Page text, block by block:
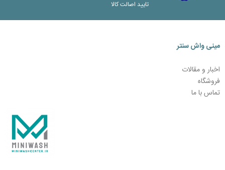
تایید اصالت کالا
مینی واش سنتر
اخبار و مقالات
فروشگاه
تماس با ما